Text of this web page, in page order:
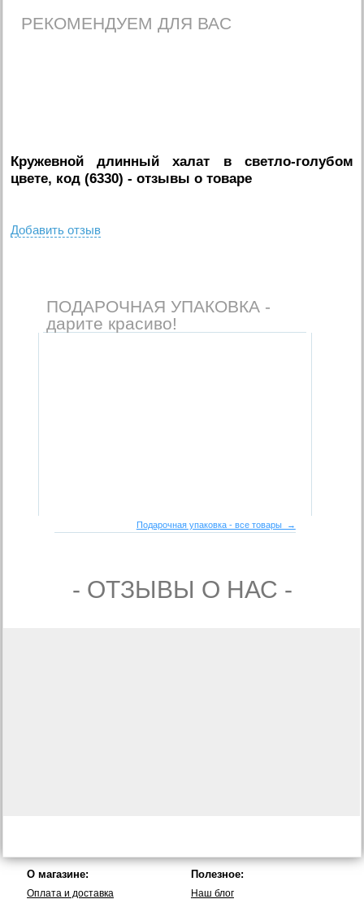
РЕКОМЕНДУЕМ ДЛЯ ВАС
Кружевной длинный халат в светло-голубом
цвете, код (6330) - отзывы о товаре
Добавить отзыв
ПОДАРОЧНАЯ УПАКОВКА -
дарите красиво!
Подарочная упаковка - все товары →
- ОТЗЫВЫ О НАС -
О магазине:
Оплата и доставка
Полезное:
Наш блог